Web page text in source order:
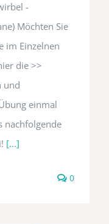
-
Möchten Sie
im Einzelnen
die >>
und
einmal
nachfolgende
[...]
0